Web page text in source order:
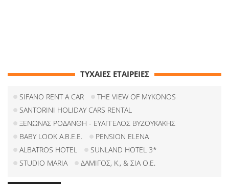
ΤΥΧΑΙΕΣ ΕΤΑΙΡΕΙΕΣ
SIFANO RENT A CAR
THE VIEW OF MYKONOS
SANTORINI HOLIDAY CARS RENTAL
ΞΕΝΩΝΑΣ ΡΟΔΑΝΘΗ - ΕΥΑΓΓΕΛΟΣ ΒΥΖΟΥΚΑΚΗΣ
BABY LOOK Α.Β.Ε.Ε.
PENSION ELENA
ALBATROS HOTEL
SUNLAND HOTEL 3*
STUDIO MARIA
ΔΑΜΙΓΟΣ, Κ., & ΣΙΑ Ο.Ε.